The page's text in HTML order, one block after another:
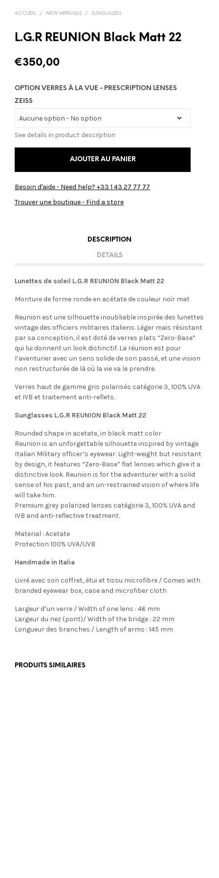
ACCUEIL / NEW ARRIVALS / SUNGLASSES
L.G.R REUNION Black Matt 22
€350,00
OPTION VERRES À LA VUE - PRESCRIPTION LENSES
ZEISS
See details in product description
AJOUTER AU PANIER
Besoin d'aide - Need help? +33 1 43 27 77 77
Trouver une boutique - Find a store
DESCRIPTION
DETAILS
Lunettes de soleil L.G.R REUNION Black Matt 22
Monture de forme ronde en acétate de couleur noir mat
Reunion est une silhouette inoubliable inspirée des lunettes
vintage des officiers militaires italiens. Léger mais résistant
par sa conception, il est doté de verres plats “Zero-Base”
qui lui donnent un look distinctif. La réunion est pour
l’aventurier avec un sens solide de son passé, et une vision
non restructurée de là où la vie va le prendre.
Verres haut de gamme gris polarisés catégorie 3, 100% UVA
et IVB et traitement anti-reflets.
Sunglasses L.G.R REUNION Black Matt 22
Rounded shape in acetate, in black matt color
Reunion is an unforgettable silhouette inspired by vintage
Italian Military officer’s eyewear. Light-weight but resistant
by design, it features “Zero-Base” flat lenses which give it a
distinctive look. Reunion is for the adventurer with a solid
sense of his past, and an un-restrained vision of where life
will take him.
Premium grey polarized lenses catégorie 3, 100% UVA and
IVB and anti-reflective treatment.
Material : Acetate
Protection 100% UVA/UVB
Handmade in Italia
Livré avec son coffret, étui et tissu microfibre / Comes with
branded eyewear box, case and microfiber cloth
Largeur d’un verre / Width of one lens : 46 mm
Largeur du nez (pont)/ Width of the bridge : 22 mm
Longueur des branches / Length of arms : 145 mm
PRODUITS SIMILAIRES